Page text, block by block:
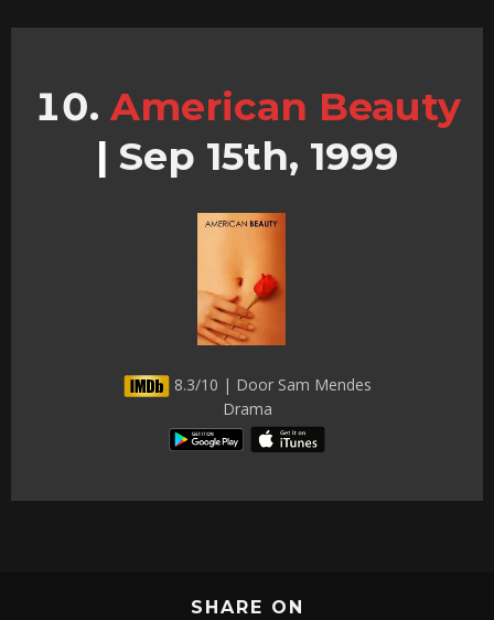
American Beauty
| Sep 15th, 1999
8.3/10 | Door Sam Mendes
Drama
SHARE ON